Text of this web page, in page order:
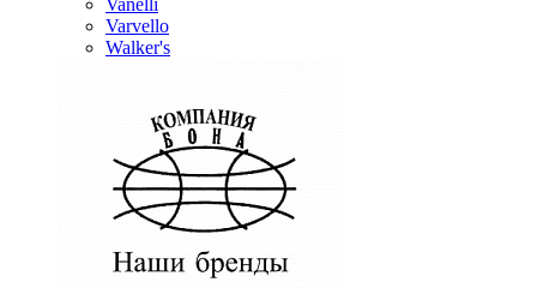
Vanelli
Varvello
Walker's